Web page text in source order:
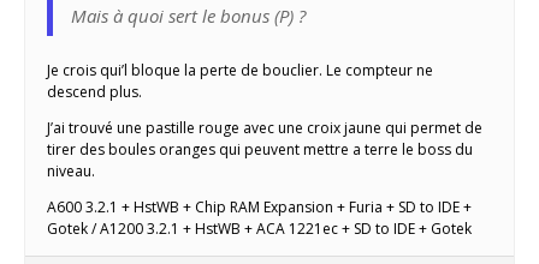
Mais à quoi sert le bonus (P) ?
Je crois qui’l bloque la perte de bouclier. Le compteur ne
descend plus.
J’ai trouvé une pastille rouge avec une croix jaune qui permet de
tirer des boules oranges qui peuvent mettre a terre le boss du
niveau.
A600 3.2.1 + HstWB + Chip RAM Expansion + Furia + SD to IDE +
Gotek / A1200 3.2.1 + HstWB + ACA 1221ec + SD to IDE + Gotek